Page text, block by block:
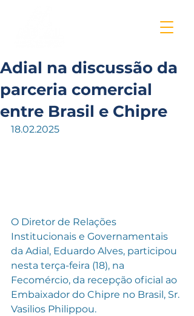
Adial na discussão da
parceria comercial
entre Brasil e Chipre
18.02.2025
O Diretor de Relações
Institucionais e Governamentais
da Adial, Eduardo Alves, participou
nesta terça-feira (18), na
Fecomércio, da recepção oficial ao
Embaixador do Chipre no Brasil, Sr.
Vasilios Philippou.